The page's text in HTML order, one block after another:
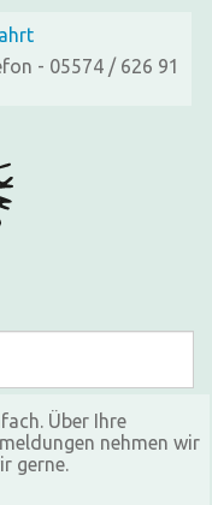
- 05574 / 626 91
Über Ihre
nehmen wir
gerne.